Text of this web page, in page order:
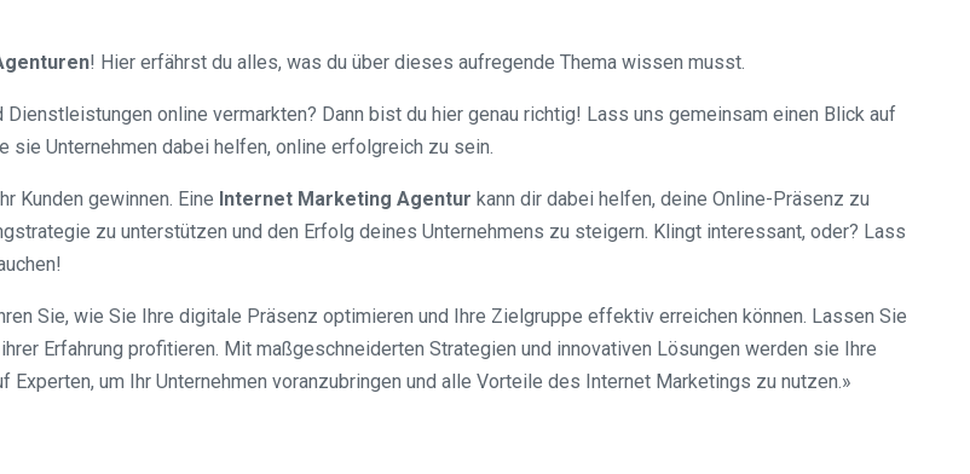
! Hier erfährst du alles, was du über dieses aufregende Thema wissen musst.
online vermarkten? Dann bist du hier genau richtig! Lass uns gemeinsam einen Blick auf
sie Unternehmen dabei helfen, online erfolgreich zu sein.
Kunden gewinnen. Eine Internet Marketing Agentur kann dir dabei helfen, deine Online-Präsenz zu
zu unterstützen und den Erfolg deines Unternehmens zu steigern. Klingt interessant, oder? Lass
Sie, wie Sie Ihre digitale Präsenz optimieren und Ihre Zielgruppe effektiv erreichen können. Lassen Sie
Erfahrung profitieren. Mit maßgeschneiderten Strategien und innovativen Lösungen werden sie Ihre
um Ihr Unternehmen voranzubringen und alle Vorteile des Internet Marketings zu nutzen.»